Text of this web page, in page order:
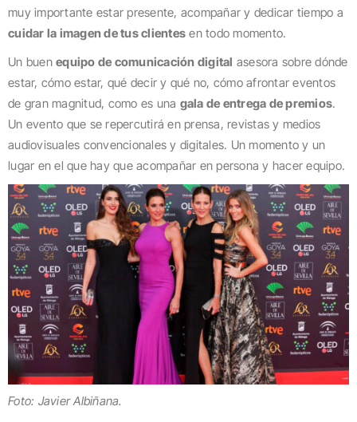
muy importante estar presente, acompañar y dedicar tiempo a
cuidar la imagen de tus clientes en todo momento.
Un buen equipo de comunicación digital asesora sobre dónde
estar, cómo estar, qué decir y qué no, cómo afrontar eventos
de gran magnitud, como es una gala de entrega de premios.
Un evento que se repercutirá en prensa, revistas y medios
audiovisuales convencionales y digitales. Un momento y un
lugar en el que hay que acompañar en persona y hacer equipo.
Foto: Javier Albiñana.